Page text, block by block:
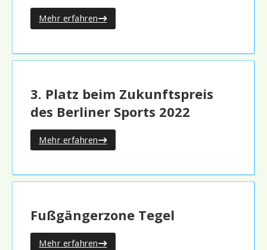
Mehr erfahren
3. Platz beim Zukunftspreis
des Berliner Sports 2022
Mehr erfahren
Fußgängerzone Tegel
Mehr erfahren